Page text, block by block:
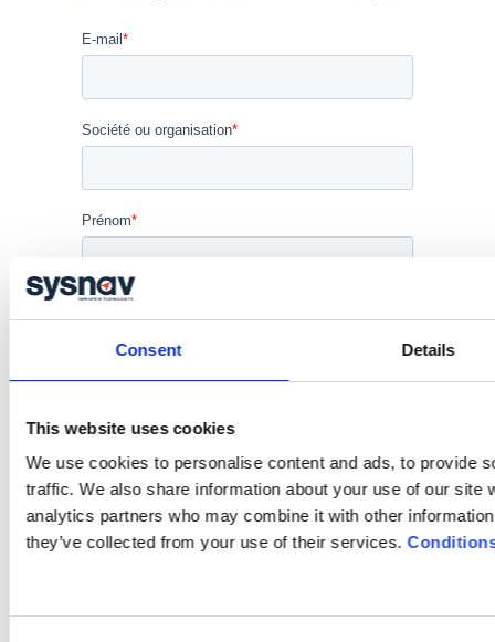
Consent Details
This website uses cookies
We use cookies to personalise content and ads, to provide
traffic. We also share information about your use of our site
analytics partners who may combine it with other
they’ve collected from your use of their services.